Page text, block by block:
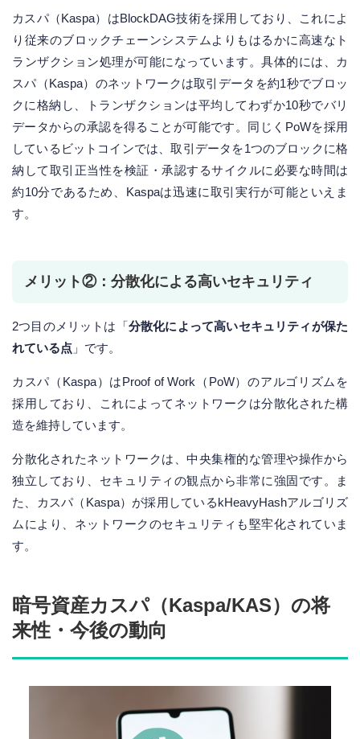
カスパ（Kaspa）はBlockDAG技術を採用しており、これによ
り従来のブロックチェーンシステムよりもはるかに高速なト
ランザクション処理が可能になっています。具体的には、カ
スパ（Kaspa）のネットワークは取引データを約1秒でブロッ
クに格納し、トランザクションは平均してわずか10秒でバリ
データからの承認を得ることが可能です。同じくPoWを採用
しているビットコインでは、取引データを1つのブロックに格
納して取引正当性を検証・承認するサイクルに必要な時間は
約10分であるため、Kaspaは迅速に取引実行が可能といえま
す。
メリット②：分散化による高いセキュリティ
2つ目のメリットは「分散化によって高いセキュリティが保た
れている点 」です。
カスパ（Kaspa）はProof of Work（PoW）のアルゴリズムを
採用しており、これによってネットワークは分散化された構
造を維持しています。
分散化されたネットワークは、中央集権的な管理や操作から
独立しており、セキュリティの観点から非常に強固です。ま
た、カスパ（Kaspa）が採用しているkHeavyHashアルゴリズ
ムにより、ネットワークのセキュリティも堅牢化されていま
す。
暗号資産カスパ（Kaspa/KAS）の将
来性・今後の動向